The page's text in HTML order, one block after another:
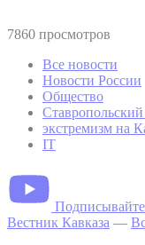
7860 просмотров
Все новости
Новости России
Общество
экстремизм на
IT
Вестник Кавказа —